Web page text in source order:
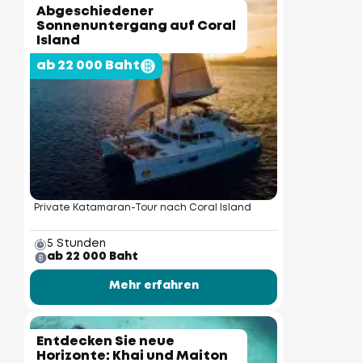
Abgeschiedener
Sonnenuntergang auf Coral
Island
ab 22 000 Baht
Private Katamaran-Tour nach Coral Island
5 Stunden
ab 22 000 Baht
Mehr erfahren
Entdecken Sie neue
Horizonte: Khai und Maiton